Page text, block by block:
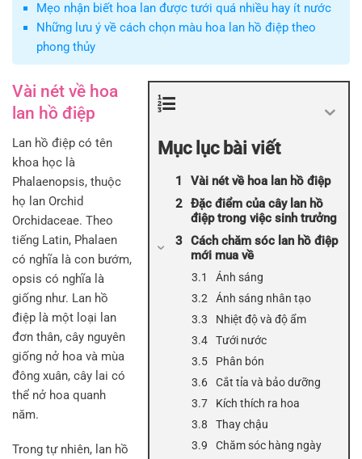
Mẹo nhận biết hoa lan được tưới quá nhiều hay ít nước
Những lưu ý về cách chọn màu hoa lan hồ điệp theo
phong thủy
Mục lục bài viết
Vài nét về hoa lan hồ điệp
Đặc điểm của cây lan hồ
điệp trong việc sinh trưởng
Cách chăm sóc lan hồ điệp
mới mua về
Ánh sáng
Ánh sáng nhân tạo
Nhiệt độ và độ ẩm
Tưới nước
Phân bón
Cắt tỉa và bảo dưỡng
Kích thích ra hoa
Thay chậu
Chăm sóc hàng ngày
Vài nét về hoa
lan hồ điệp
Lan hồ điệp có tên
khoa học là
Phalaenopsis, thuộc
họ lan Orchid
Orchidaceae. Theo
tiếng Latin, Phalaen
có nghĩa là con bướm,
opsis có nghĩa là
giống như. Lan hồ
điệp là một loại lan
đơn thân, cây nguyên
giống nở hoa và mùa
đông xuân, cây lai có
thể nở hoa quanh
năm.
Trong tự nhiên, lan hồ